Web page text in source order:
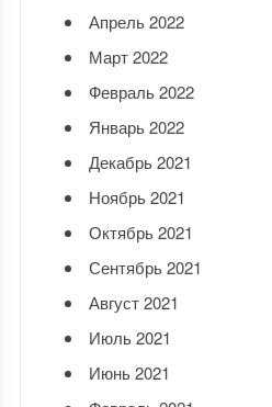
Апрель 2022
Март 2022
Февраль 2022
Январь 2022
Декабрь 2021
Ноябрь 2021
Октябрь 2021
Сентябрь 2021
Август 2021
Июль 2021
Июнь 2021